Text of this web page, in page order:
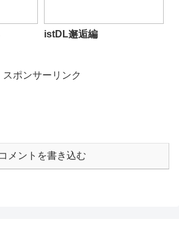
istDL邂逅編
スポンサーリンク
コメントを書き込む